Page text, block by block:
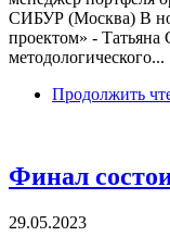
СИБУР (Москва) В
проектом» - Татьяна
методологического...
Продолжить
Финал
29.05.2023